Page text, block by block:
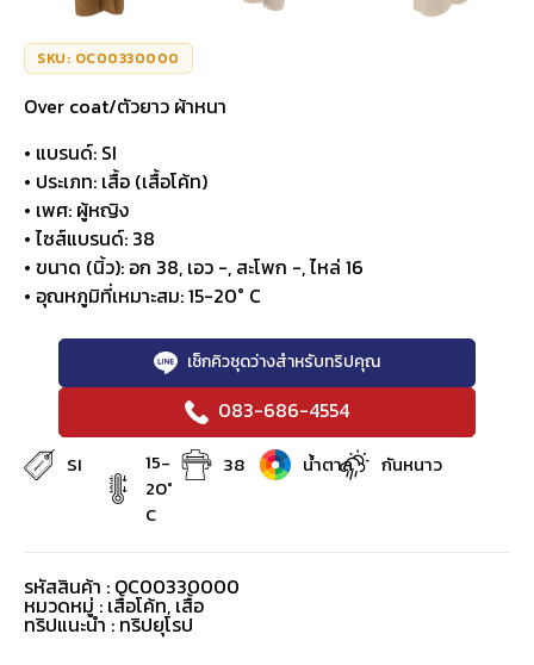
SKU: OC00330000
Over coat/ตัวยาว ผ้าหนา
• แบรนด์: SI
• ประเภท: เสื้อ (เสื้อโค้ท)
• เพศ: ผู้หญิง
• ไซส์แบรนด์: 38
• ขนาด (นิ้ว): อก 38, เอว -, สะโพก -, ไหล่ 16
• อุณหภูมิที่เหมาะสม: 15-20° C
เช็กคิวชุดว่างสำหรับทริปคุณ
083-686-4554
SI
15-
20°
C
38 น้ำตาล กันหนาว
รหัสสินค้า : OC00330000
หมวดหมู่ : เสื้อโค้ท, เสื้อ
ทริปแนะนำ : ทริปยุโรป